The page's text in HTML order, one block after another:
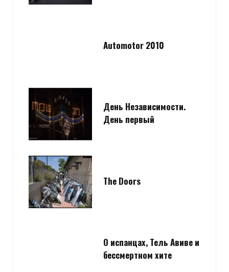
Automotor 2010
День Независимости.
День первый
The Doors
О испанцах, Тель Авиве и
бессмертном хите